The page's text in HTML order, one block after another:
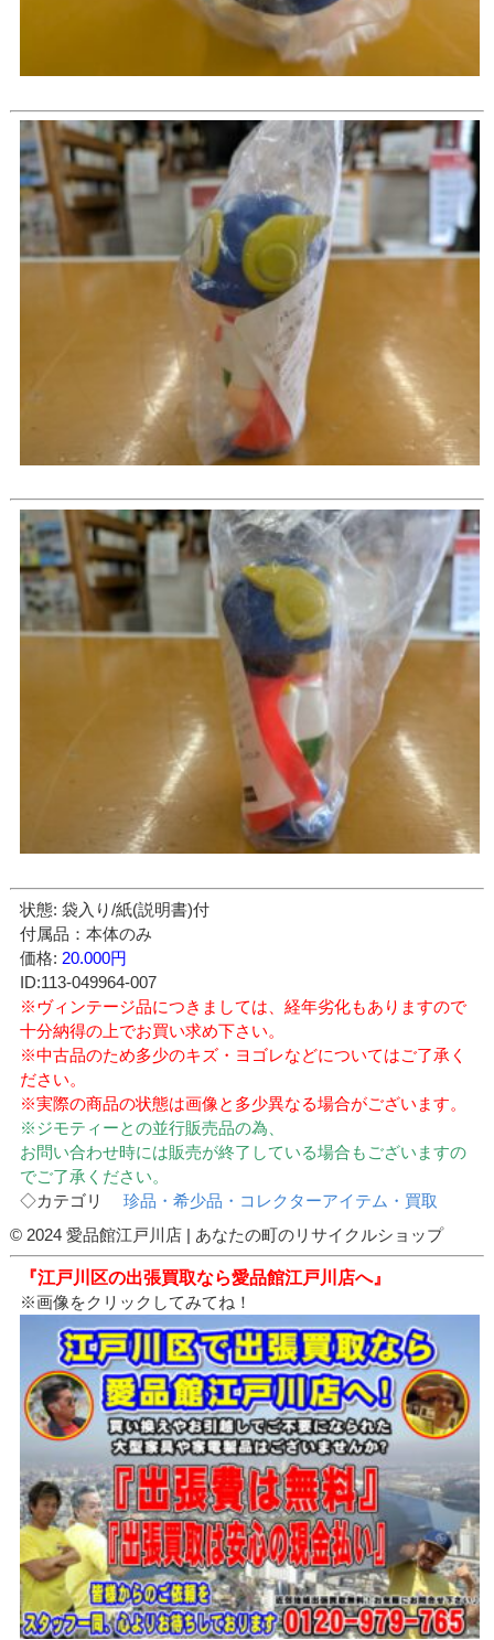
状態: 袋入り/紙(説明書)付
付属品：本体のみ
価格: 20.000円
ID:113-049964-007
※ヴィンテージ品につきましては、経年劣化もありますので
十分納得の上でお買い求め下さい。
※中古品のため多少のキズ・ヨゴレなどについてはご了承く
ださい。
※実際の商品の状態は画像と多少異なる場合がございます。
※ジモティーとの並行販売品の為、
お問い合わせ時には販売が終了している場合もございますの
でご了承ください。
◇カテゴリ珍品・希少品・コレクターアイテム・買取
© 2024 愛品館江戸川店 | あなたの町のリサイクルショップ
『江戸川区の出張買取なら愛品館江戸川店へ』
※画像をクリックしてみてね！